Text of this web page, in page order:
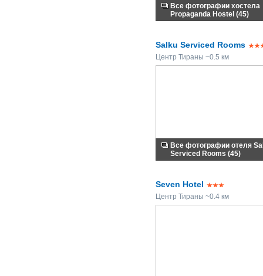
Все фотографии хостела
Propaganda Hostel (45)
Salku Serviced Rooms
Центр Тираны ~0.5 км
Все фотографии отеля
Serviced Rooms (45)
Seven Hotel
Центр Тираны ~0.4 км